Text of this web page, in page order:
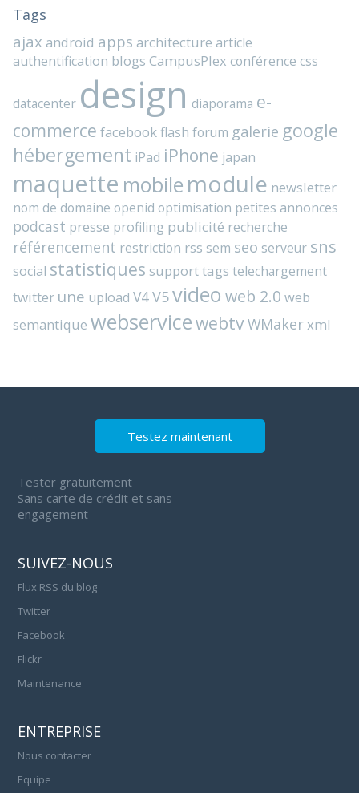
Tags
ajax android apps architecture article
authentification blogs CampusPlex conférence css
datacenter design diaporama e-
commerce facebookflash forum galerie google
hébergement iPad iPhone japan
maquette mobile module newsletter
nom de domaine openid optimisation petites annonces
podcast presse profiling publicité recherche
référencement restriction rss sem seo serveur sns
social statistiques supporttags telechargement
twitter une upload V4V5video web 2.0 web
semantique webservicewebtvWMakerxml
Testez maintenant
Tester gratuitement
Sans carte de crédit et sans
engagement
SUIVEZ-NOUS
Flux RSS du blog
Twitter
Facebook
Flickr
Maintenance
ENTREPRISE
Nous contacter
Equipe